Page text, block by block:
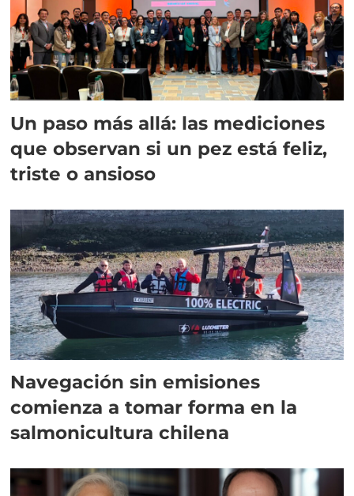
Un paso más allá: las mediciones
que observan si un pez está feliz,
triste o ansioso
Navegación sin emisiones
comienza a tomar forma en la
salmonicultura chilena